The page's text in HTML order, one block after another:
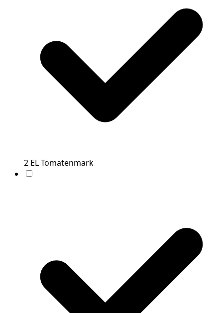
2 ELTomatenmark